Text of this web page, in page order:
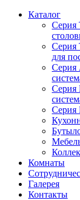
Каталог
Серия
Серия
для
Серия
Комнаты
Галерея
Контакты